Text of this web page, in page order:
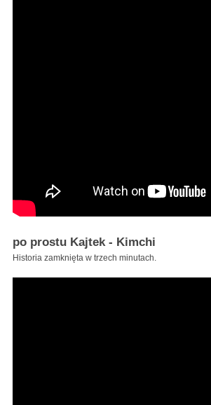
po prostu Kajtek - Kimchi
Historia zamknięta w trzech minutach.